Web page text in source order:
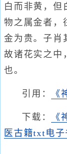
白而非黄，但
物之属金者，
金为贵。子肖
故诸花实之中
也。
引用： 《
下载： 《
医古籍txt电子